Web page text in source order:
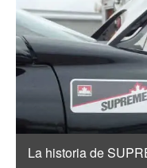
La historia de